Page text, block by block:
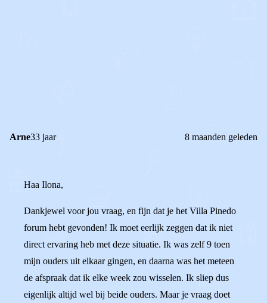
Arne33 jaar 8 maanden geleden
Haa Ilona,
Dankjewel voor jou vraag, en fijn dat je het Villa Pinedo
forum hebt gevonden! Ik moet eerlijk zeggen dat ik niet
direct ervaring heb met deze situatie. Ik was zelf 9 toen
mijn ouders uit elkaar gingen, en daarna was het meteen
de afspraak dat ik elke week zou wisselen. Ik sliep dus
eigenlijk altijd wel bij beide ouders. Maar je vraag doet